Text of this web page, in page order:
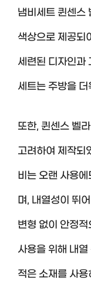
냄비세트 퀸센스
색상으로 제공되
세련된 디자인과
세트는 주방을
또한, 퀸센스 벨
고려하여 제작되
비는 오랜 사용
며, 내열성이 뛰
변형 없이 안정
사용을 위해 내
적은 소재를 사용